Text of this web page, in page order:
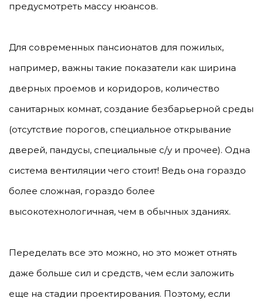
предусмотреть массу нюансов.
Для современных пансионатов для пожилых,
например, важны такие показатели как ширина
дверных проемов и коридоров, количество
санитарных комнат, создание безбарьерной среды
(отсутствие порогов, специальное открывание
дверей, пандусы, специальные с/у и прочее). Одна
система вентиляции чего стоит! Ведь она гораздо
более сложная, гораздо более
высокотехнологичная, чем в обычных зданиях.
Переделать все это можно, но это может отнять
даже больше сил и средств, чем если заложить
еще на стадии проектирования. Поэтому, если